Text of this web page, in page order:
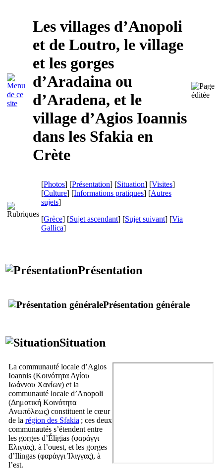
Les villages d’Anopoli
et de Loutro, le village
et les gorges
d’Aradaina ou
d’Aradena, et le
village d’Agios Ioannis
dans les Sfakia en
Crète
[Photos] [Présentation] [Situation] [Visites]
[Culture] [Informations pratiques] [Autres
sujets]
[Grèce] [Sujet ascendant] [Sujet suivant] [Via
Gallica]
Présentation
Présentation générale
Situation
La communauté locale d’Agios
Ioannis (Κοινότητα Αγίου
Ιωάννου Χανίων) et la
communauté locale d’Anopoli
(Δημοτική Κοινότητα
Ανωπόλεως) constituent le cœur
de la région des Sfakia ; ces deux
communautés s’étendent entre
les gorges d’Éligias (φαράγγι
Ελιγιάς), à l’ouest, et les gorges
d’Ilingas (φαράγγι Ίλιγγας), à
l’est.